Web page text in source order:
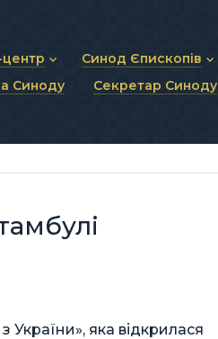
та анонси
Синод Єпископів
Статут Синоду
Синодальні органи
Синоду Секретар Синоду
України», яка відкрилася